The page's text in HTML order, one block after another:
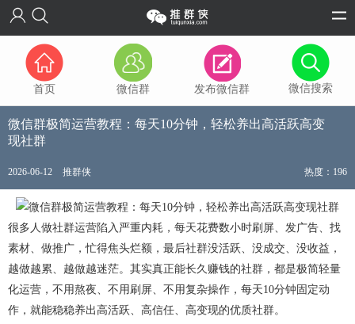
首页 微信群 发布微信群 微信搜索
微信群极简运营教程：每天10分钟，轻松养出高活跃高变
现社群
2026-06-12 推群侠 热度：196
很多人做社群运营陷入严重内耗，每天花费数小时刷屏、发广告、找
素材、做推广，忙得焦头烂额，最后社群没活跃、没成交、没收益，
越做越累、越做越迷茫。其实真正能长久赚钱的社群，都是极简轻量
化运营，不用熬夜、不用刷屏、不用复杂操作，每天10分钟固定动
作，就能稳稳养出高活跃、高信任、高变现的优质社群。